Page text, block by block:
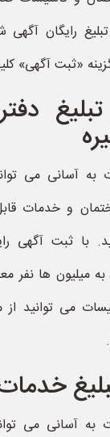
رایگان
«ثبت آگهی»
آسانی می
و خدمات
با ثبت آگهی
میلیون ها نفر
می توانید از
آسانی می